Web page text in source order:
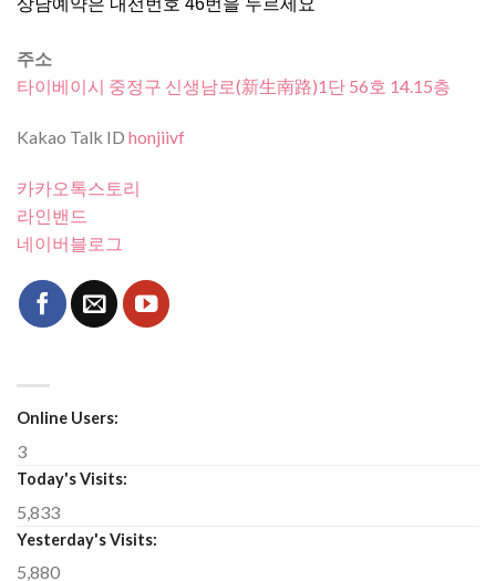
상담예약은 내선번호 46번을 누르세요
주소
타이베이시 중정구 신생남로(新生南路)1단 56호 14.15층
Kakao Talk ID honjiivf
카카오톡스토리
라인밴드
네이버블로그
Online Users:
3
Today's Visits:
5,833
Yesterday's Visits:
5,880